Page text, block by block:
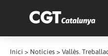
Inici > Notícies > Vallès.